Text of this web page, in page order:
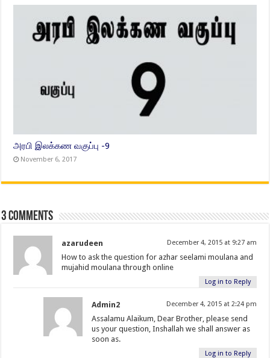
அரபி இலக்கண வகுப்பு -9
November 6, 2017
3 comments
azarudeen December 4, 2015 at 9:27 am
How to ask the question for azhar seelami moulana and
mujahid moulana through online
Log in to Reply
Admin2 December 4, 2015 at 2:24 pm
Assalamu Alaikum, Dear Brother, please send
us your question, Inshallah we shall answer as
soon as.
Log in to Reply